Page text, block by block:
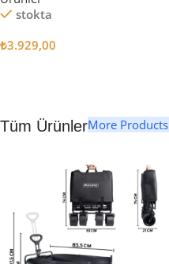
stokta
₺3.929,00
Tüm ÜrünlerMore Products